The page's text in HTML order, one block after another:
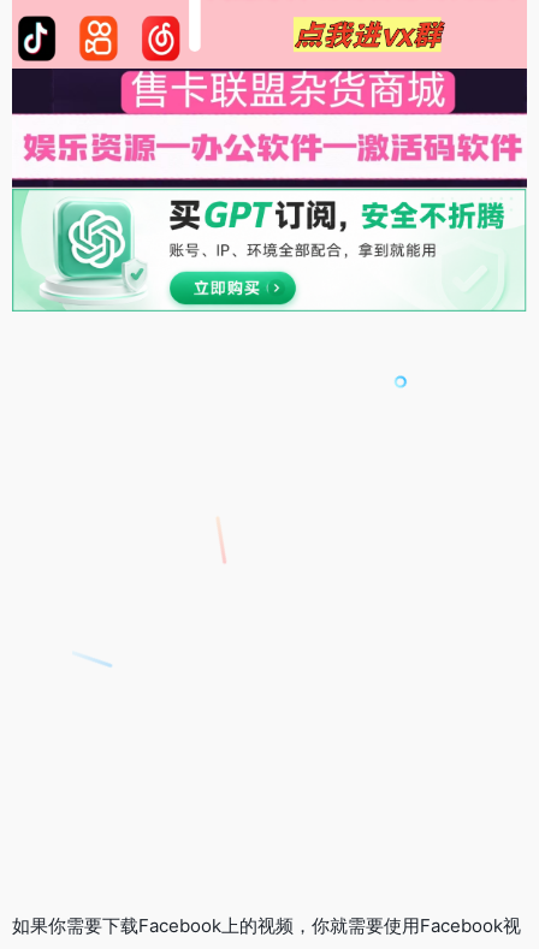
如果你需要下载Facebook上的视频，你就需要使用Facebook视